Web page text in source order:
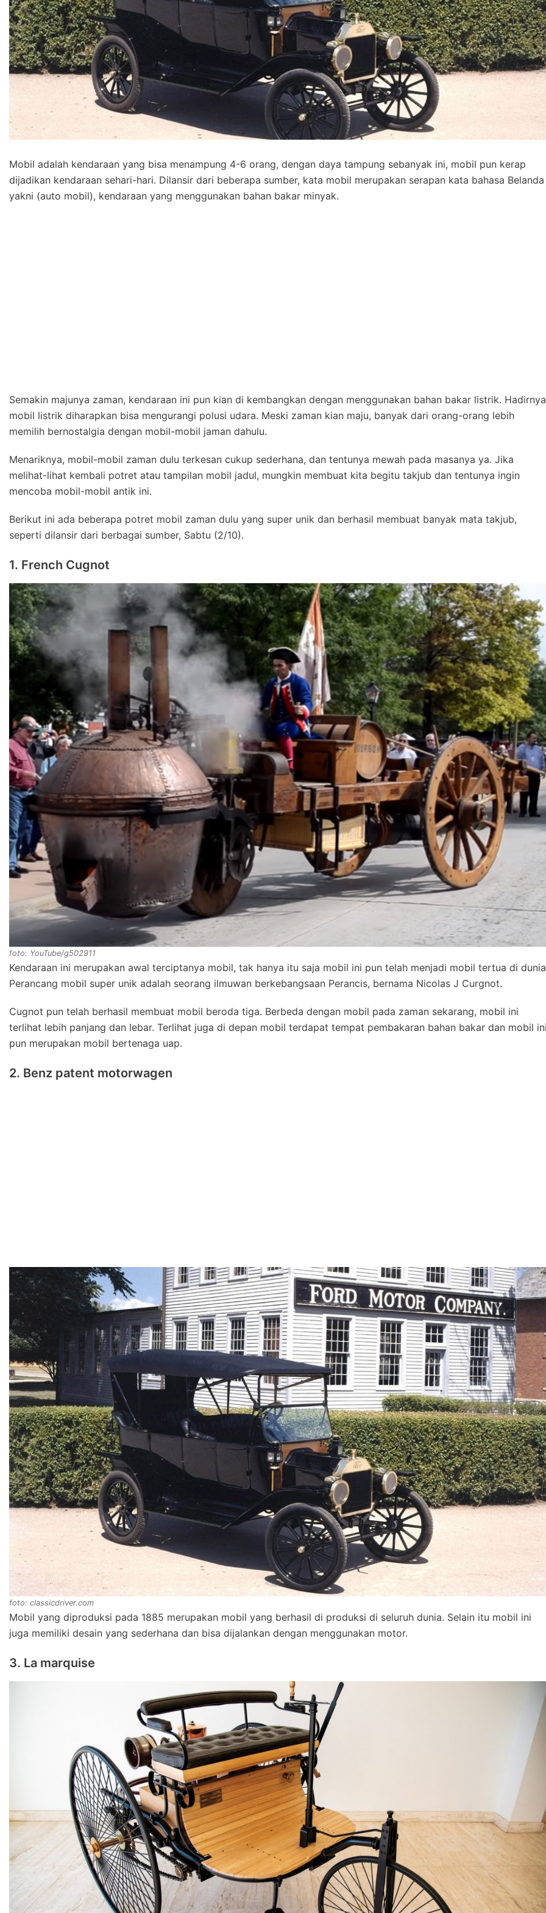
Mobil adalah kendaraan yang bisa menampung 4-6 orang, dengan daya tampung sebanyak ini, mobil pun kerap
dijadikan kendaraan sehari-hari. Dilansir dari beberapa sumber, kata mobil merupakan serapan kata bahasa Belanda
yakni (auto mobil), kendaraan yang menggunakan bahan bakar minyak.
Semakin majunya zaman, kendaraan ini pun kian di kembangkan dengan menggunakan bahan bakar listrik. Hadirnya
mobil listrik diharapkan bisa mengurangi polusi udara. Meski zaman kian maju, banyak dari orang-orang lebih
memilih bernostalgia dengan mobil-mobil jaman dahulu.
Menariknya, mobil-mobil zaman dulu terkesan cukup sederhana, dan tentunya mewah pada masanya ya. Jika
melihat-lihat kembali potret atau tampilan mobil jadul, mungkin membuat kita begitu takjub dan tentunya ingin
mencoba mobil-mobil antik ini.
Berikut ini ada beberapa potret mobil zaman dulu yang super unik dan berhasil membuat banyak mata takjub,
seperti dilansir dari berbagai sumber, Sabtu (2/10).
1. French Cugnot
foto: YouTube/g502911
Kendaraan ini merupakan awal terciptanya mobil, tak hanya itu saja mobil ini pun telah menjadi mobil tertua di
Perancang mobil super unik adalah seorang ilmuwan berkebangsaan Perancis, bernama Nicolas J Curgnot.
Cugnot pun telah berhasil membuat mobil beroda tiga. Berbeda dengan mobil pada zaman sekarang, mobil ini
terlihat lebih panjang dan lebar. Terlihat juga di depan mobil terdapat tempat pembakaran bahan bakar dan mobil
pun merupakan mobil bertenaga uap.
2. Benz patent motorwagen
foto: classicdriver.com
Mobil yang diproduksi pada 1885 merupakan mobil yang berhasil di produksi di seluruh dunia. Selain itu mobil ini
juga memiliki desain yang sederhana dan bisa dijalankan dengan menggunakan motor.
3. La marquise